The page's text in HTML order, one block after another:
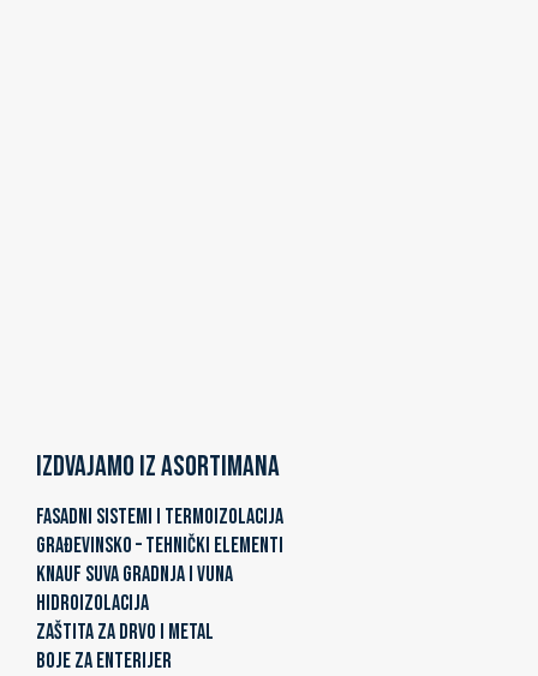
Izdvajamo iz asortimana
FASADNI SISTEMI I TERMOIZOLACIJA
GRAĐEVINSKO – TEHNIČKI ELEMENTI
KNAUF SUVA GRADNJA I VUNA
HIDROIZOLACIJA
ZAŠTITA ZA DRVO I METAL
BOJE ZA ENTERIJER